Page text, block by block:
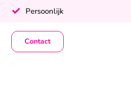
Persoonlijk
Contact